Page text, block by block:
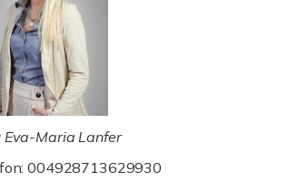
Eva-Maria Lanfer
004928713629930